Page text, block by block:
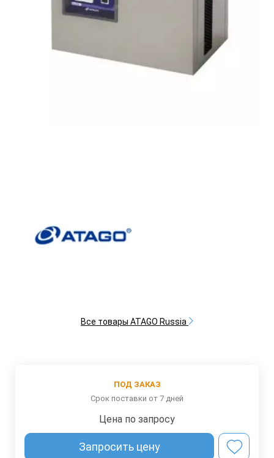
Все товары ATAGO Russia
ПОД ЗАКАЗ
Срок поставки от 7 дней
Цена по запросу
Запросить цену